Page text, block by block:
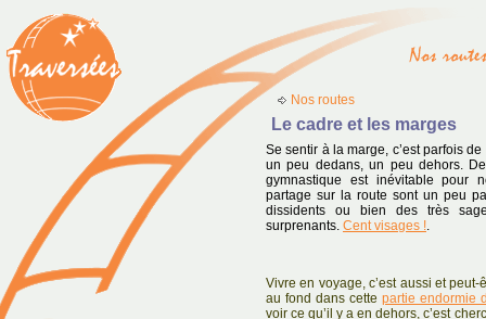
Nos routes
Le cadre et les marges
Se sentir à la marge, c’est parfois
un peu dedans, un peu dehors.
gymnastique est inévitable pour
partage sur la route sont un peu
dissidents ou bien des très
surprenants. Cent visages !.
Vivre en voyage, c’est aussi et
au fond dans cettepartie endormie
voir ce qu’il y a en dehors, c’est